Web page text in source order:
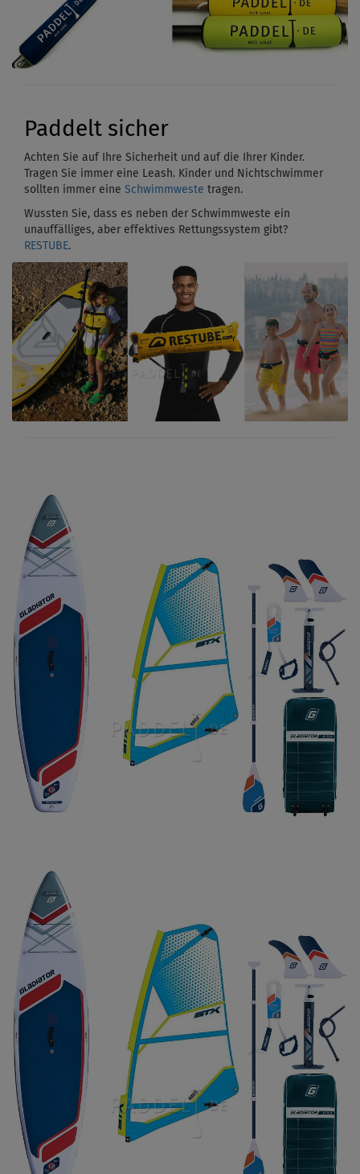
Paddelt sicher
Achten Sie auf Ihre Sicherheit und auf die Ihrer Kinder.
Tragen Sie immer eine Leash. Kinder und Nichtschwimmer
sollten immer eine Schwimmweste tragen.
Wussten Sie, dass es neben der Schwimmweste ein
unauffälliges, aber effektives Rettungssystem gibt?
RESTUBE.